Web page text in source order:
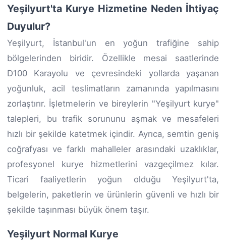
Yeşilyurt'ta Kurye Hizmetine Neden İhtiyaç
Duyulur?
Yeşilyurt, İstanbul'un en yoğun trafiğine sahip
bölgelerinden biridir. Özellikle mesai saatlerinde
D100 Karayolu ve çevresindeki yollarda yaşanan
yoğunluk, acil teslimatların zamanında yapılmasını
zorlaştırır. İşletmelerin ve bireylerin "Yeşilyurt kurye"
talepleri, bu trafik sorununu aşmak ve mesafeleri
hızlı bir şekilde katetmek içindir. Ayrıca, semtin geniş
coğrafyası ve farklı mahalleler arasındaki uzaklıklar,
profesyonel kurye hizmetlerini vazgeçilmez kılar.
Ticari faaliyetlerin yoğun olduğu Yeşilyurt'ta,
belgelerin, paketlerin ve ürünlerin güvenli ve hızlı bir
şekilde taşınması büyük önem taşır.
Yeşilyurt Normal Kurye